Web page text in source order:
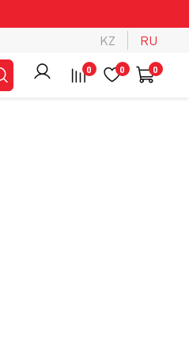
KZ RU
0 0 0